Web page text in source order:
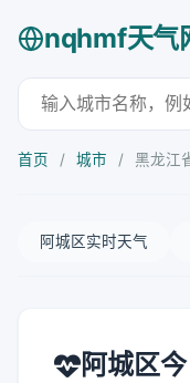
nqhmf天气
首页 / 城市 / 黑龙江
阿城区实时天气
阿城区